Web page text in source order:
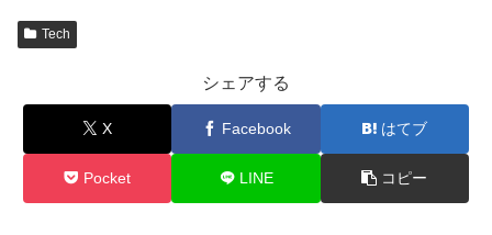
Tech
シェアする
X Facebook はてブ
Pocket LINE コピー